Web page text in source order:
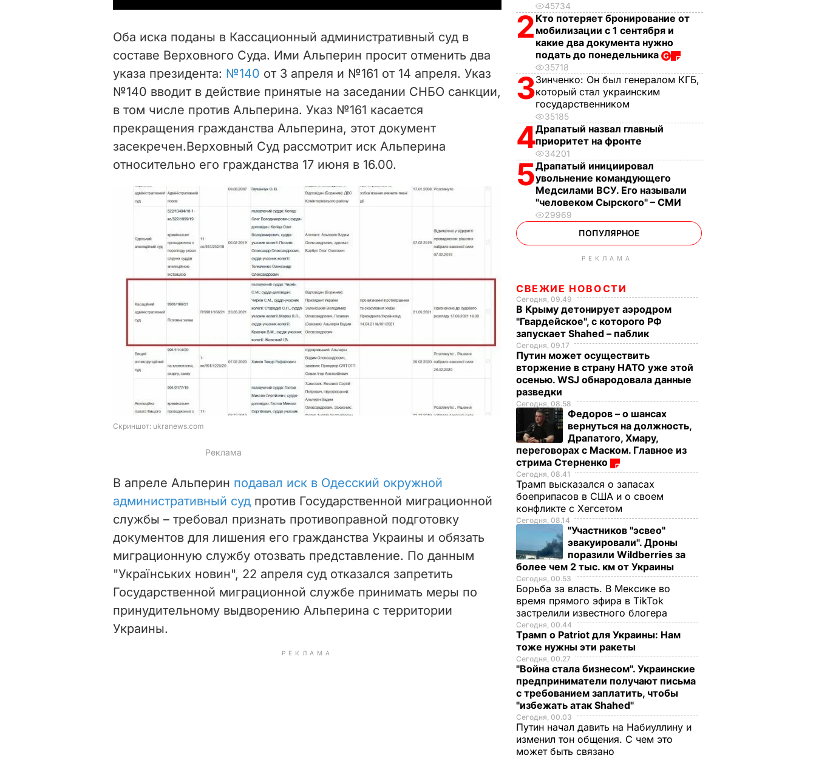
i
d
e
o
Оба иска поданы в Кассационный административный суд в
составе Верховного Суда. Ими Альперин просит отменить два
указа президента: №140 от 3 апреля и №161 от 14 апреля. Указ
№140 вводит в действие принятые на заседании СНБО санкции,
в том числе против Альперина. Указ №161 касается
прекращения гражданства Альперина, этот документ
засекречен.Верховный Суд рассмотрит иск Альперина
относительно его гражданства 17 июня в 16.00.
В апреле Альперин подавал иск в Одесский окружной
административный суд против Государственной миграционной
службы – требовал признать противоправной подготовку
документов для лишения его гражданства Украины и обязать
миграционную службу отозвать представление. По данным
"Українських новин", 22 апреля суд отказался запретить
Государственной миграционной службе принимать меры по
принудительному выдворению Альперина с территории
Украины.
РЕКЛАМА
45734
2 Кто потеряет бронирование от
мобилизации с 1 сентября и
какие два документа нужно
подать до понедельника
35718
3Зинченко: Он был генералом КГБ,
который стал украинским
государственником
35185
4Драпатый назвал главный
приоритет на фронте
34201
5Драпатый инициировал
увольнение командующего
Медсилами ВСУ. Его называли
"человеком Сырского" – СМИ
29969
ПОПУЛЯРНОЕ
РЕКЛАМА
СВЕЖИЕ НОВОСТИ
Сегодня, 09.49
В Крыму детонирует аэродром
"Гвардейское", с которого РФ
запускает Shahed – паблик
Сегодня, 09.17
Путин может осуществить
вторжение в страну НАТО уже этой
осенью. WSJ обнародовала данные
разведки
Сегодня, 08.58
Федоров – о шансах
вернуться на должность,
Драпатого, Хмару,
переговорах с Маском. Главное из
стрима Стерненко
Сегодня, 08.41
Трамп высказался о запасах
боеприпасов в США и о своем
конфликте с Хегсетом
Сегодня, 08.14
"Участников "эсвео"
эвакуировали". Дроны
поразили Wildberries за
более чем 2 тыс. км от Украины
Сегодня, 00.53
Борьба за власть. В Мексике во
время прямого эфира в TikTok
застрелили известного блогера
Сегодня, 00.44
Трамп о Patriot для Украины: Нам
тоже нужны эти ракеты
Сегодня, 00.27
"Война стала бизнесом". Украинские
предприниматели получают письма
с требованием заплатить, чтобы
"избежать атак Shahed"
Сегодня, 00.03
Путин начал давить на Набиуллину и
изменил тон общения. С чем это
может быть связано